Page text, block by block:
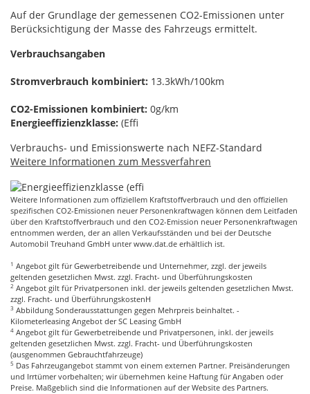
Auf der Grundlage der gemessenen CO2-Emissionen unter
Berücksichtigung der Masse des Fahrzeugs ermittelt.
Verbrauchsangaben
Stromverbrauch kombiniert: 13.3kWh/100km
CO2-Emissionen kombiniert: 0g/km
Energieeffizienzklasse: (Effi
Verbrauchs- und Emissionswerte nach NEFZ-Standard
Weitere Informationen zum Messverfahren
Weitere Informationen zum offiziellem Kraftstoffverbrauch und den offiziellen
spezifischen CO2-Emissionen neuer Personenkraftwagen können dem Leitfaden
über den Kraftstoffverbrauch und den CO2-Emission neuer Personenkraftwagen
entnommen werden, der an allen Verkaufsständen und bei der Deutsche
Automobil Treuhand GmbH unterwww.dat.de erhältlich ist.
1 Angebot gilt für Gewerbetreibende und Unternehmer, zzgl. der jeweils
geltenden gesetzlichen Mwst. zzgl. Fracht- und Überführungskosten
2 Angebot gilt für Privatpersonen inkl. der jeweils geltenden gesetzlichen Mwst.
zzgl. Fracht- und ÜberführungskostenH
3 Abbildung Sonderausstattungen gegen Mehrpreis beinhaltet. -
Kilometerleasing Angebot der SC Leasing GmbH
4 Angebot gilt für Gewerbetreibende und Privatpersonen, inkl. der jeweils
geltenden gesetzlichen Mwst. zzgl. Fracht- und Überführungskosten
(ausgenommen Gebrauchtfahrzeuge)
5 Das Fahrzeugangebot stammt von einem externen Partner. Preisänderungen
und Irrtümer vorbehalten; wir übernehmen keine Haftung für Angaben oder
Preise. Maßgeblich sind die Informationen auf der Website des Partners.